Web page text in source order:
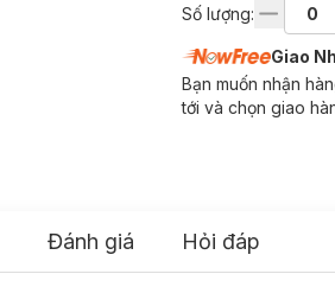
Số lượng:
Giao
Bạn muốn nhận
tới và chọn giao
Đánh giá Hỏi đáp